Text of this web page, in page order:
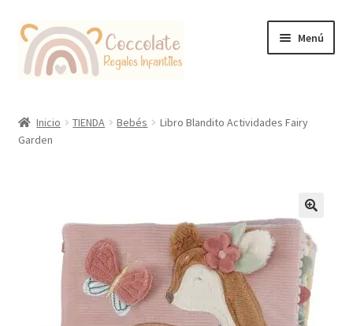
Ir
la
Ir
contenido
Menú
Coccolate Puericultura y Juguetería Educativa
Inicio TIENDA Bebés
Libro Blandito Actividades Fairy
Garden